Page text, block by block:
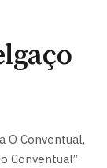
O Conventual,
Conventual”